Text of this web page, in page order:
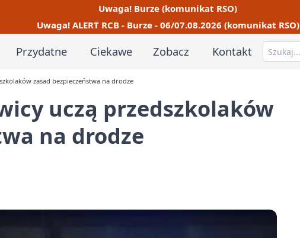
Uwaga! Burze (komunikat RSO)
Uwaga! ALERT RCB - Burze - 06/07.08.2026 (komunikat RSO)
Przydatne Ciekawe Zobacz Kontakt
zasad bezpieczeństwa na drodze
uczą przedszkolaków
na drodze